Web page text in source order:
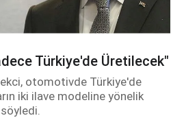
Türkiye'de Üretilecek"
otomotivde Türkiye'de
iki ilave modeline yönelik